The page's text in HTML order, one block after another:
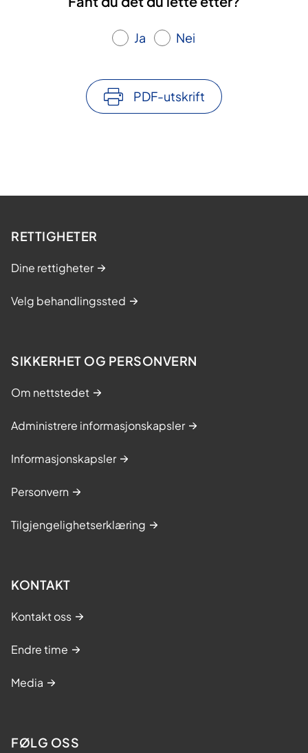
Ja Nei
PDF-utskrift
RETTIGHETER
Dine rettigheter
Velg behandlingssted
SIKKERHET OG PERSONVERN
Om nettstedet
Administrere informasjonskapsler
Informasjonskapsler
Personvern
Tilgjengelighetserklæring
KONTAKT
Kontakt oss
Endre time
Media
FØLG OSS